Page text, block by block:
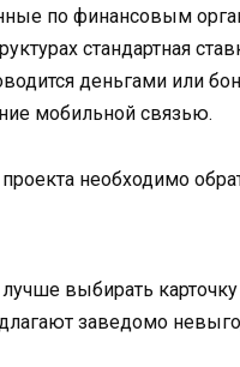
по финансовым
стандартная
деньгами или
мобильной связью.
необходимо
выбирать
заведомо